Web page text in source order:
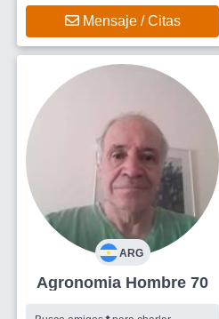
Mensaje / Citas
ARG
Agronomia Hombre 70